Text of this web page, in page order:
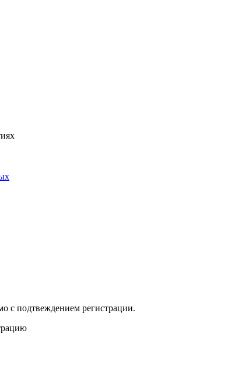
с подтвеждением регистрации.